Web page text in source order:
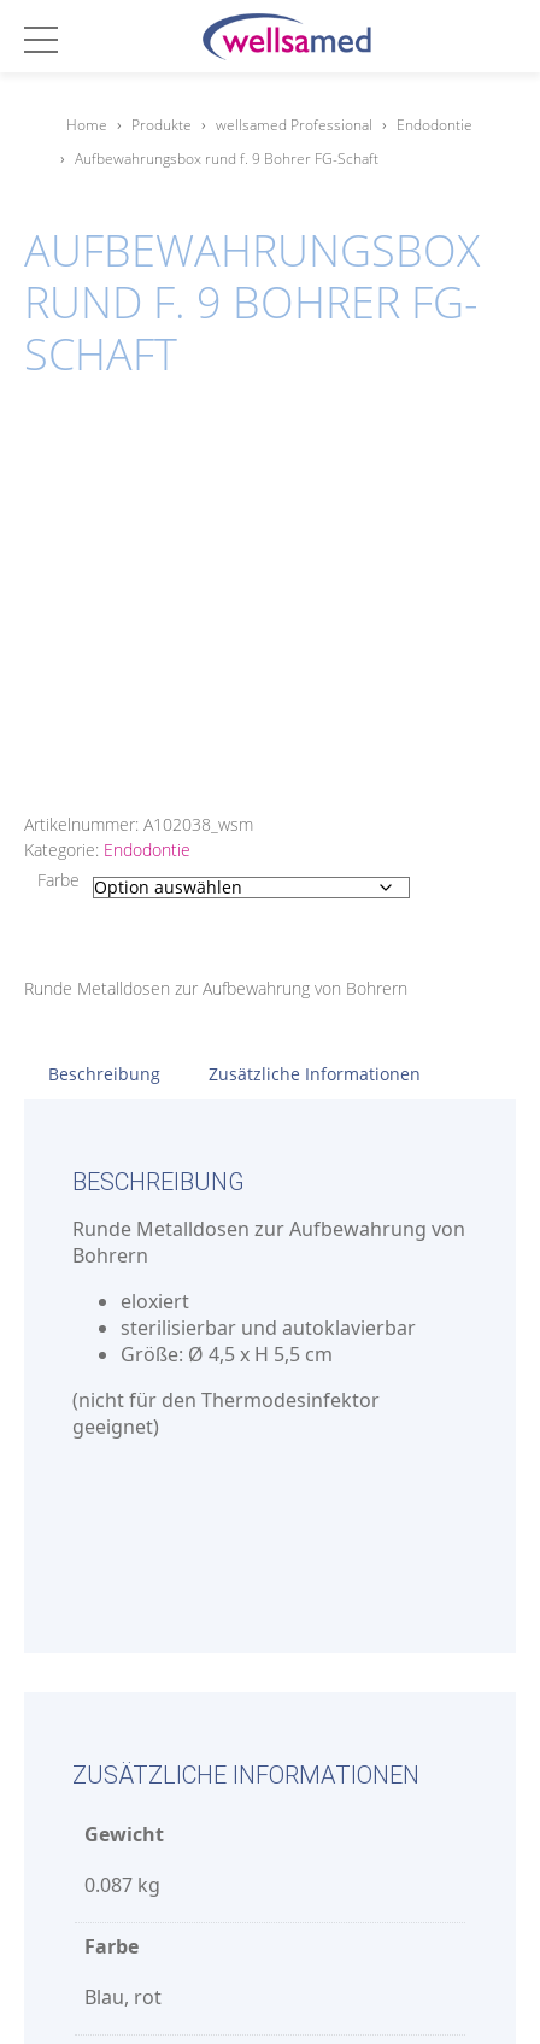
Home › Produkte › wellsamed Professional › Endodontie
› Aufbewahrungsbox rund f. 9 Bohrer FG-Schaft
AUFBEWAHRUNGSBOX
RUND F. 9 BOHRER FG-
SCHAFT
Artikelnummer: A102038_wsm
Kategorie: Endodontie
Farbe
Runde Metalldosen zur Aufbewahrung von Bohrern
Beschreibung Zusätzliche Informationen
BESCHREIBUNG
Runde Metalldosen zur Aufbewahrung von
Bohrern
eloxiert
sterilisierbar und autoklavierbar
Größe: Ø 4,5 x H 5,5 cm
(nicht für den Thermodesinfektor
geeignet)
ZUSÄTZLICHE INFORMATIONEN
Gewicht
0.087 kg
Farbe
Blau, rot